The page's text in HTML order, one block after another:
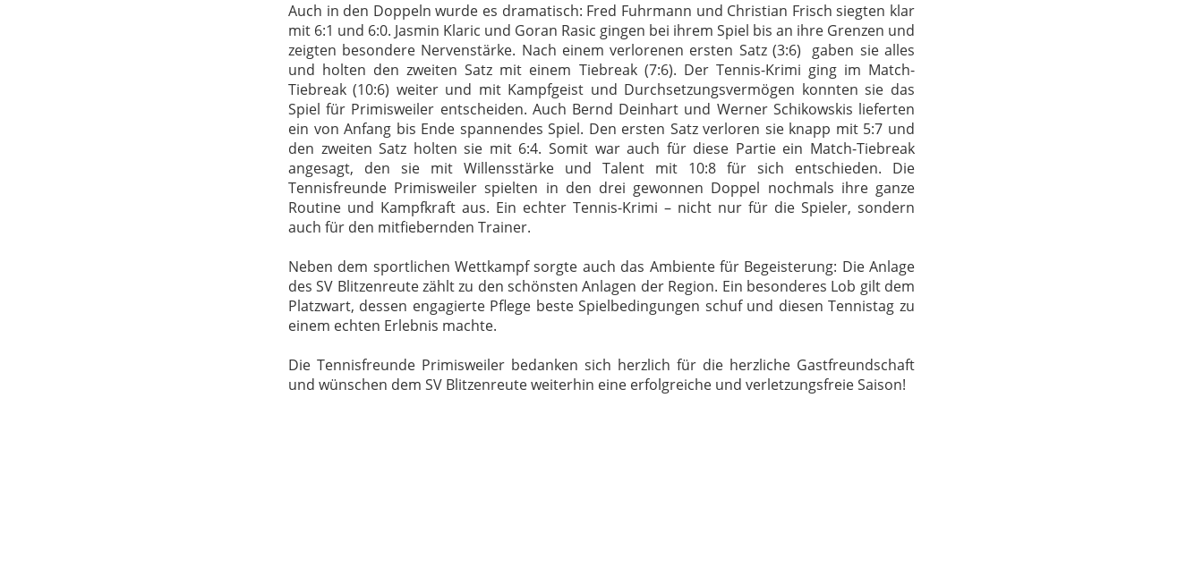
Auch in den Doppeln wurde es dramatisch: Fred Fuhrmann und Christian Frisch siegten klar
mit 6:1 und 6:0. Jasmin Klaric und Goran Rasic gingen bei ihrem Spiel bis an ihre Grenzen und
zeigten besondere Nervenstärke. Nach einem verlorenen ersten Satz (3:6) gaben sie alles
und holten den zweiten Satz mit einem Tiebreak (7:6). Der Tennis-Krimi ging im Match-
Tiebreak (10:6) weiter und mit Kampfgeist und Durchsetzungsvermögen konnten sie das
Spiel für Primisweiler entscheiden. Auch Bernd Deinhart und Werner Schikowskis lieferten
ein von Anfang bis Ende spannendes Spiel. Den ersten Satz verloren sie knapp mit 5:7 und
den zweiten Satz holten sie mit 6:4. Somit war auch für diese Partie ein Match-Tiebreak
angesagt, den sie mit Willensstärke und Talent mit 10:8 für sich entschieden. Die
Tennisfreunde Primisweiler spielten in den drei gewonnen Doppel nochmals ihre ganze
Routine und Kampfkraft aus. Ein echter Tennis-Krimi – nicht nur für die Spieler, sondern
auch für den mitfiebernden Trainer.
Neben dem sportlichen Wettkampf sorgte auch das Ambiente für Begeisterung: Die Anlage
des SV Blitzenreute zählt zu den schönsten Anlagen der Region. Ein besonderes Lob gilt dem
Platzwart, dessen engagierte Pflege beste Spielbedingungen schuf und diesen Tennistag zu
einem echten Erlebnis machte.
Die Tennisfreunde Primisweiler bedanken sich herzlich für die herzliche Gastfreundschaft
und wünschen dem SV Blitzenreute weiterhin eine erfolgreiche und verletzungsfreie Saison!